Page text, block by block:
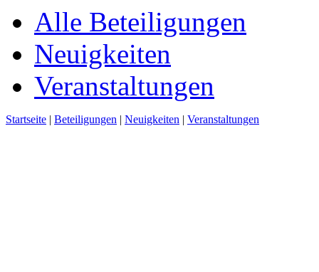
Alle Beteiligungen
Neuigkeiten
Veranstaltungen
Startseite | Beteiligungen | Neuigkeiten | Veranstaltungen